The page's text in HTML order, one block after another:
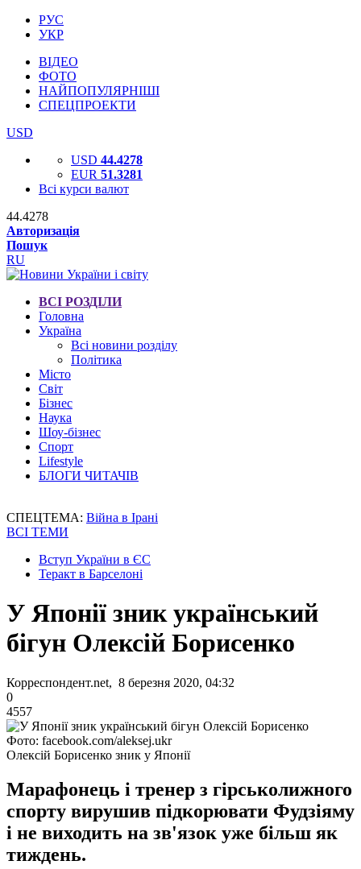
РУС
УКР
ВІДЕО
ФОТО
НАЙПОПУЛЯРНІШІ
СПЕЦПРОЕКТИ
USD
USD 44.4278
EUR 51.3281
Всі курси валют
44.4278
Авторизація
Пошук
RU
ВСІ РОЗДІЛИ
Головна
Україна
Всі новини розділу
Політика
Місто
Світ
Бізнес
Наука
Шоу-бізнес
Спорт
Lifestyle
БЛОГИ ЧИТАЧІВ
СПЕЦТЕМА: Війна в Ірані
ВСІ ТЕМИ
Вступ України в ЄС
Теракт в Барселоні
У Японії зник український
бігун Олексій Борисенко
Корреспондент.net, 8 березня 2020, 04:32
0
4557
Фото: facebook.com/aleksej.ukr
Олексій Борисенко зник у Японії
Марафонець і тренер з гірськолижного
спорту вирушив підкорювати Фудзіяму
і не виходить на зв'язок уже більш як
тиждень.